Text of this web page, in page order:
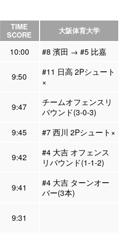
TIME
SCORE
大阪体育大学
10:00 #8 濱田 → #5 比嘉
9:50
#11 日高 2Pシュート
×
9:47
チームオフェンスリ
バウンド(3-0-3)
9:45
#7 西川 2Pシュート×
9:42
#4 大吉 オフェンス
リバウンド(1-1-2)
9:41
#4 大吉 ターンオー
バー(3本)
9:31